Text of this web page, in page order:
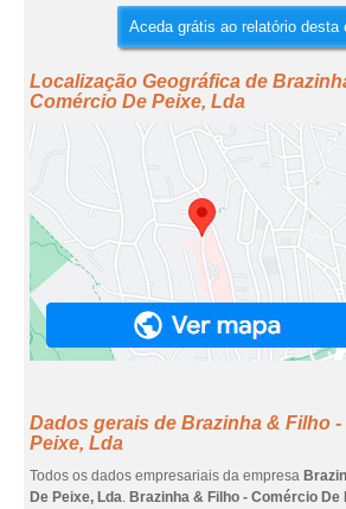
Aceda grátis ao relatório desta
Localização Geográfica de
Comércio De Peixe, Lda
Dados gerais de Brazinha & Filho
Peixe, Lda
Todos os dados empresariais da empresa
De Peixe, Lda. Brazinha & Filho - Comércio De